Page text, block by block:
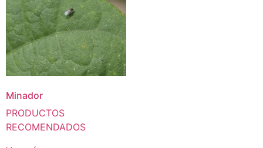
Minador
PRODUCTOS
RECOMENDADOS